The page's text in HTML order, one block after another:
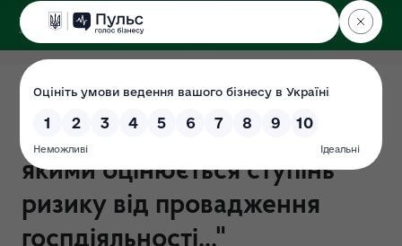
ДЕРЖЕКОІНСПЕКЦІЯ
Проект постанови "Про
затвердження критеріїв, за
якими оцінюється ступінь
ризику від провадження
госпдіяльності..."